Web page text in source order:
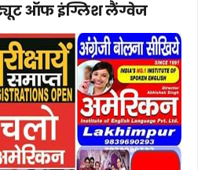
ऑफ इंग्लिश लैंग्वेज